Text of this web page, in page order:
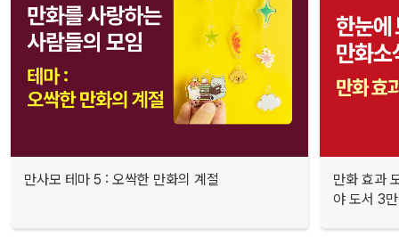
만사모 테마 5 : 오싹한 만화의 계절
만화 효과
야 도서 3